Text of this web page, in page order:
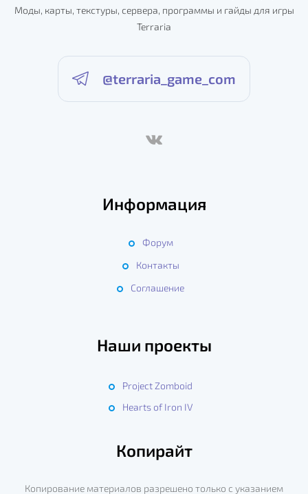
Моды, карты, текстуры, сервера, программы и гайды для игры
Terraria
@terraria_game_com
Информация
Форум
Контакты
Соглашение
Наши проекты
Project Zomboid
Hearts of Iron IV
Копирайт
Копирование материалов разрешено только с указанием